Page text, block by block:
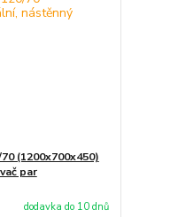
(1200x700x450)
par
dodavka do 10 dnů